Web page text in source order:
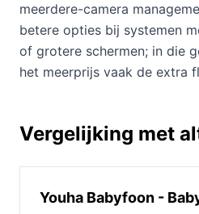
meerdere-camera
betere opties bij systemen
of grotere schermen; in die
het meerprijs vaak de extra
Vergelijking met
Youha Babyfoon -